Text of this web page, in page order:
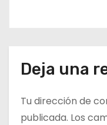
Deja una
Tu dirección de
publicada. Los